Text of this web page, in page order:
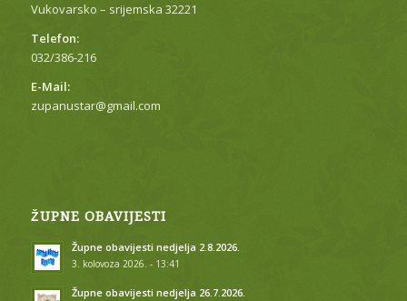
Vukovarsko – srijemska 32221
Telefon:
032/386-216
E-Mail:
zupanustar@gmail.com
ŽUPNE OBAVIJESTI
Župne obavijesti nedjelja 2.8.2026.
3. kolovoza 2026. - 13:41
Župne obavijesti nedjelja 26.7.2026.